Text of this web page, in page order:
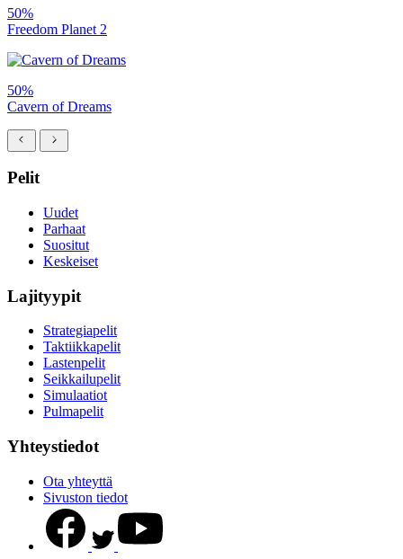
50%
Freedom Planet 2
50%
Cavern of Dreams
Pelit
Uudet
Parhaat
Suositut
Keskeiset
Lajityypit
Strategiapelit
Taktiikkapelit
Lastenpelit
Seikkailupelit
Simulaatiot
Pulmapelit
Yhteystiedot
Ota yhteyttä
Sivuston tiedot